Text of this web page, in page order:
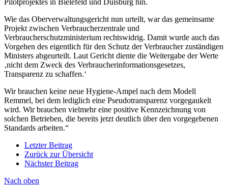
Wie das Oberverwaltungsgericht nun urteilt, war das gemeinsame
Projekt zwischen Verbraucherzentrale und
Verbraucherschutzministerium rechtswidrig. Damit wurde auch das
Vorgehen des eigentlich für den Schutz der Verbraucher zuständigen
Ministers abgeurteilt. Laut Gericht diente die Weitergabe der Werte
‚nicht dem Zweck des Verbraucherinformationsgesetzes,
Transparenz zu schaffen.‘
Wir brauchen keine neue Hygiene-Ampel nach dem Modell
Remmel, bei dem lediglich eine Pseudotransparenz vorgegaukelt
wird. Wir brauchen vielmehr eine positive Kennzeichnung von
solchen Betrieben, die bereits jetzt deutlich über den vorgegebenen
Standards arbeiten.“
Letzter Beitrag
Zurück zur Übersicht
Nächster Beitrag
Nach oben